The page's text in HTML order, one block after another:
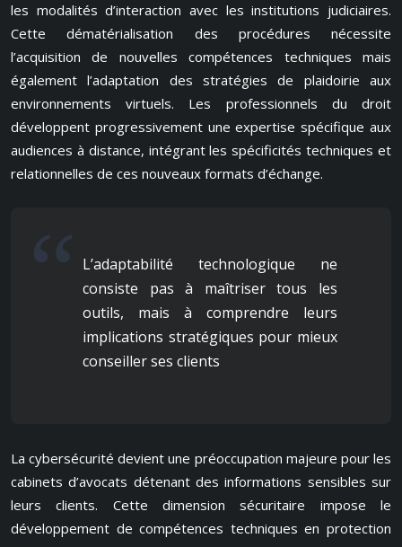
les modalités d’interaction avec les institutions judiciaires.
Cette dématérialisation des procédures nécessite
l’acquisition de nouvelles compétences techniques mais
également l’adaptation des stratégies de plaidoirie aux
environnements virtuels. Les professionnels du droit
développent progressivement une expertise spécifique aux
audiences à distance, intégrant les spécificités techniques et
relationnelles de ces nouveaux formats d’échange.
L’adaptabilité technologique ne
consiste pas à maîtriser tous les
outils, mais à comprendre leurs
implications stratégiques pour mieux
conseiller ses clients
La cybersécurité devient une préoccupation majeure pour les
cabinets d’avocats détenant des informations sensibles sur
leurs clients. Cette dimension sécuritaire impose le
développement de compétences techniques en protection